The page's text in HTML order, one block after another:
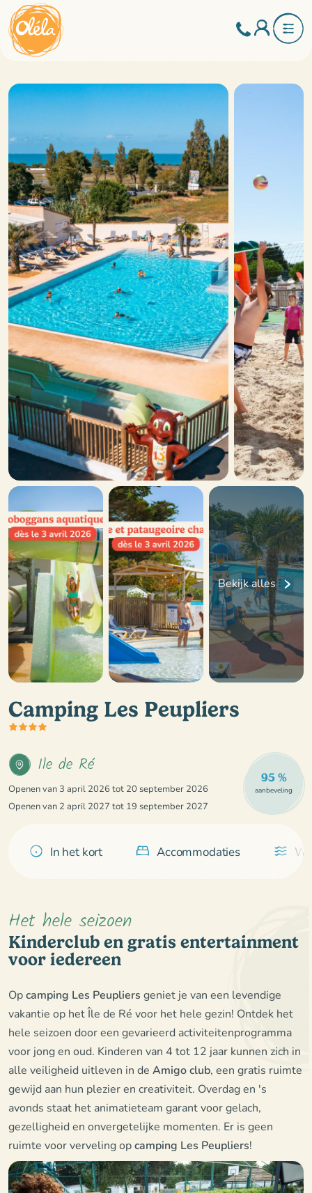
Bekijk alles
Camping Les Peupliers
Ile de Ré
Openen van 3 april 2026 tot 20 september 2026
Openen van 2 april 2027 tot 19 september 2027
95 %
aanbeveling
In het kort Accommodaties
Het hele seizoen
Kinderclub en gratis entertainment
voor iedereen
Opcamping Les Peupliers geniet je van een levendige
vakantie op het Île de Ré voor het hele gezin! Ontdek het
hele seizoen door een gevarieerd activiteitenprogramma
voor jong en oud. Kinderen van 4 tot 12 jaar kunnen zich in
alle veiligheid uitleven in de Amigo club, een gratis ruimte
gewijd aan hun plezier en creativiteit. Overdag en 's
avonds staat het animatieteam garant voor gelach,
gezelligheid en onvergetelijke momenten. Er is geen
ruimte voor verveling opcamping Les Peupliers!